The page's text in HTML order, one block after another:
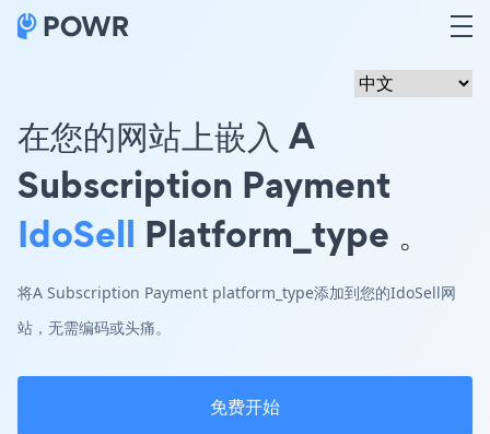
在您的网站上嵌入 A
Subscription Payment
IdoSell Platform_type 。
将A Subscription Payment platform_type添加到您的IdoSell网
站，无需编码或头痛。
免费开始